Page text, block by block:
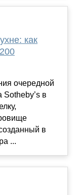
как
очередной
Sotheby’s в
в
...